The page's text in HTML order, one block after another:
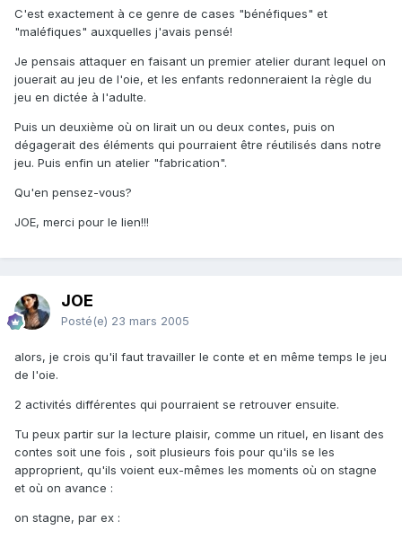
C'est exactement à ce genre de cases "bénéfiques" et
"maléfiques" auxquelles j'avais pensé!
Je pensais attaquer en faisant un premier atelier durant lequel on
jouerait au jeu de l'oie, et les enfants redonneraient la règle du
jeu en dictée à l'adulte.
Puis un deuxième où on lirait un ou deux contes, puis on
dégagerait des éléments qui pourraient être réutilisés dans notre
jeu. Puis enfin un atelier "fabrication".
Qu'en pensez-vous?
JOE, merci pour le lien!!!
JOE
Posté(e) 23 mars 2005
alors, je crois qu'il faut travailler le conte et en même temps le jeu
de l'oie.
2 activités différentes qui pourraient se retrouver ensuite.
Tu peux partir sur la lecture plaisir, comme un rituel, en lisant des
contes soit une fois , soit plusieurs fois pour qu'ils se les
approprient, qu'ils voient eux-mêmes les moments où on stagne
et où on avance :
on stagne, par ex :